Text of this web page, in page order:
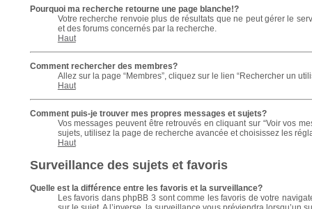
Pourquoi ma recherche retourne une page blanche!?
Votre recherche renvoie plus de résultats que ne peut gérer le
et des forums concernés par la recherche.
Haut
Comment rechercher des membres?
Allez sur la page “Membres”, cliquez sur le lien “Rechercher un
Haut
Comment puis-je trouver mes propres messages et sujets?
Vos messages peuvent être retrouvés en cliquant sur “Voir vos
sujets, utilisez la page de recherche avancée et choisissez les
Haut
Surveillance des sujets et favoris
Quelle est la différence entre les favoris et la surveillance?
Les favoris dans phpBB 3 sont comme les favoris de votre